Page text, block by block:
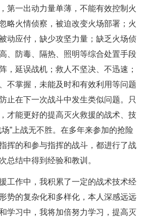
第一出动力量单薄，不能有效控制火
略火情侦察，被迫改变火场部署；火
动应付，缺少攻坚力量；缺乏火场侦
、防毒、隔热、照明等综合处置手段
，延误战机；救人不坚决、不迅速；
不掌握，未能及时和有效利用等问题
止在下一次战斗中发生类似问题。只
才能更好的提高灭火救援的战术、技
”上战无不胜。在多年来参加的抢险
挥的和参与指挥的战斗，都进行了战
总结中得到经验和教训。
工作中，我积累了一定的战术技术经
势的复杂化和多样化，本人深感远远
学习中，我将加倍努力学习，提高灭